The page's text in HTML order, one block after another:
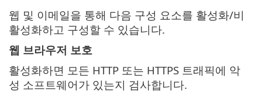
웹 및 이메일을 통해 다음 구성 요소를 활성화/비
활성화하고 구성할 수 있습니다.
웹 브라우저 보호
활성화하면 모든 HTTP 또는 HTTPS 트래픽에 악
성 소프트웨어가 있는지 검사합니다.